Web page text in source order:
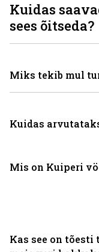
Mis on Kuiperi
Kas see on tõesti
Kuidas
sees õitseda?
Miks tekib mul
Kuidas